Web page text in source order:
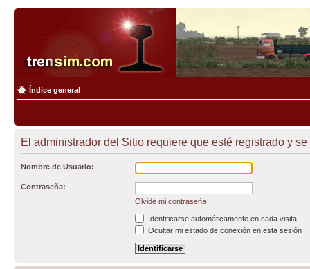
Índice general
El administrador del Sitio requiere que esté registrado y
Nombre de Usuario:
Contraseña:
Olvidé mi contraseña
Identificarse automáticamente en cada visita
Ocultar mi estado de conexión en esta sesión